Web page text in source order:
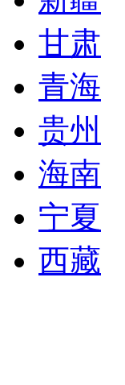
甘肃
青海
贵州
海南
宁夏
西藏